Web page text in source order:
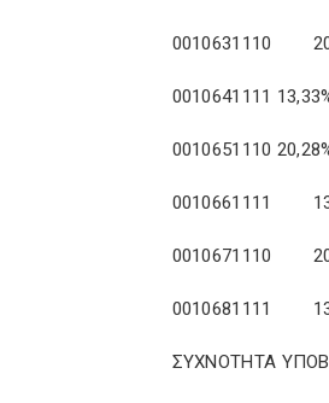
0010631110
0010641111
0010651110
0010661111
0010671110
0010681111
ΣΥΧΝΟΤΗΤΑ